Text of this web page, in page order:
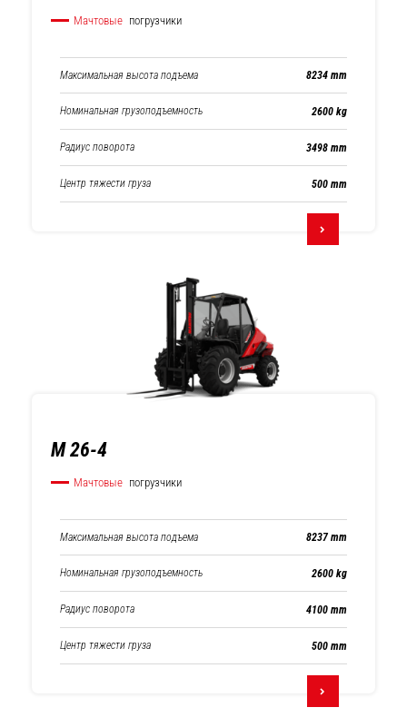
Мачтовые погрузчики
Максимальная высота подъема 8234 mm
Номинальная грузоподъемность 2600 kg
Радиус поворота 3498 mm
Центр тяжести груза 500 mm
M 26-4
Мачтовые погрузчики
Максимальная высота подъема 8237 mm
Номинальная грузоподъемность 2600 kg
Радиус поворота 4100 mm
Центр тяжести груза 500 mm